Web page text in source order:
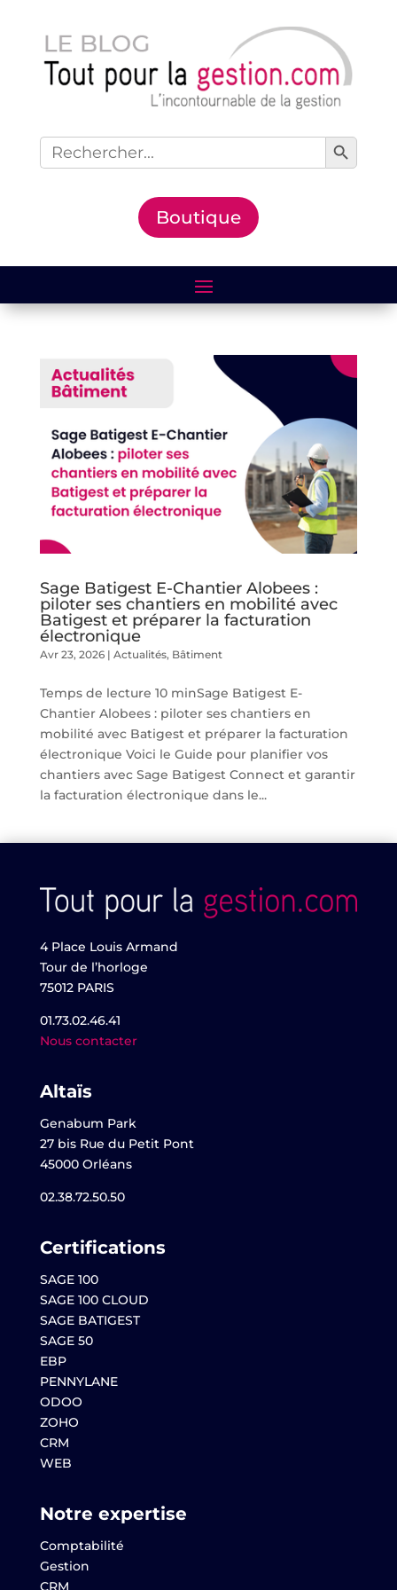
Search
for:
Search Button
Boutique
Sage Batigest E-Chantier Alobees :
piloter ses chantiers en mobilité avec
Batigest et préparer la facturation
électronique
Avr 23, 2026| Actualités, Bâtiment
Temps de lecture 10 minSage Batigest E-
Chantier Alobees : piloter ses chantiers en
mobilité avec Batigest et préparer la facturation
électronique Voici le Guide pour planifier vos
chantiers avec Sage Batigest Connect et garantir
la facturation électronique dans le...
4 Place Louis Armand
Tour de l’horloge
75012 PARIS
01.73.02.46.41
Nous contacter
Altaïs
Genabum Park
27 bis Rue du Petit Pont
45000 Orléans
02.38.72.50.50
Certifications
SAGE 100
SAGE 100 CLOUD
SAGE BATIGEST
SAGE 50
EBP
PENNYLANE
ODOO
ZOHO
CRM
WEB
Notre expertise
Comptabilité
Gestion
CRM